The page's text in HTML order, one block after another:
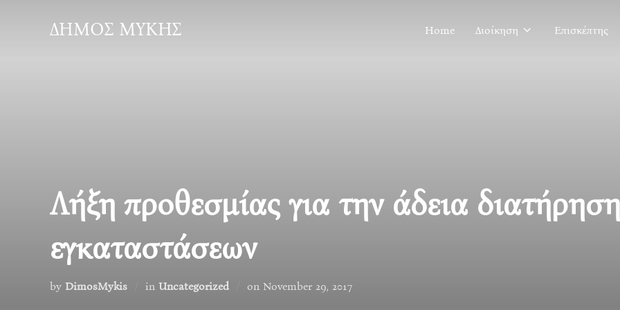
ΔΗΜΟΣ ΜΥΚΗΣ Home Διοίκηση Επισκέπτης
Λήξη προθεσμίας για την άδεια
εγκαταστάσεων
by DimosMykis in Uncategorized on Posted
November 29, 2017